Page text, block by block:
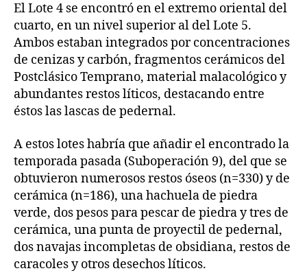
El Lote 4 se encontró en el extremo oriental del
cuarto, en un nivel superior al del Lote 5.
Ambos estaban integrados por concentraciones
de cenizas y carbón, fragmentos cerámicos del
Postclásico Temprano, material malacológico y
abundantes restos líticos, destacando entre
éstos las lascas de pedernal.
A estos lotes habría que añadir el encontrado la
temporada pasada (Suboperación 9), del que se
obtuvieron numerosos restos óseos (n=330) y de
cerámica (n=186), una hachuela de piedra
verde, dos pesos para pescar de piedra y tres de
cerámica, una punta de proyectil de pedernal,
dos navajas incompletas de obsidiana, restos de
caracoles y otros desechos líticos.